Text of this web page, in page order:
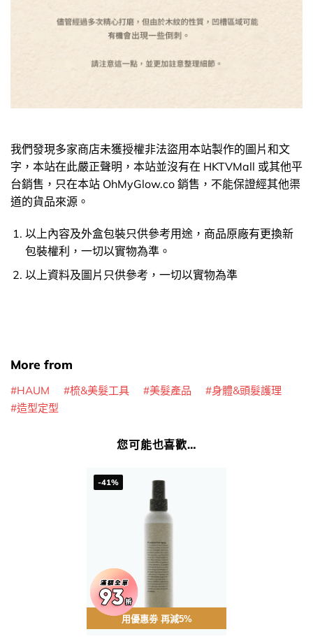
我們發現多家商店未獲授權非法盜用本站製作的圖片和文
字，本站在此嚴正聲明，本站並沒有在 HKTVMall 或其他平
台銷售，只在本站 OhMyGlow.co 銷售，不能保證經其他渠
道的貨品來源。
以上內容及外盒包裝只供參考用途，商品原廠有更換新
包裝權利，一切以實物為準。
以上資料及圖片只供參考，一切以實物為準
More from
HAUM 梳&美髮工具 美髮產品
身體&頭髮護理
造型定型
您可能也喜歡…
-41%
用優惠劵 再減5%